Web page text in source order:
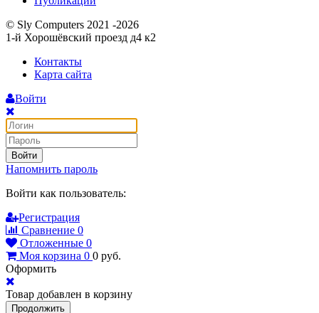
© Sly Computers 2021 -2026
1-й Хорошёвский проезд д4 к2
Контакты
Карта сайта
Войти
Войти
Напомнить пароль
Войти как пользователь:
Регистрация
Сравнение 0
Отложенные 0
Моя корзина 0 0 руб.
Оформить
Товар добавлен в корзину
Продолжить